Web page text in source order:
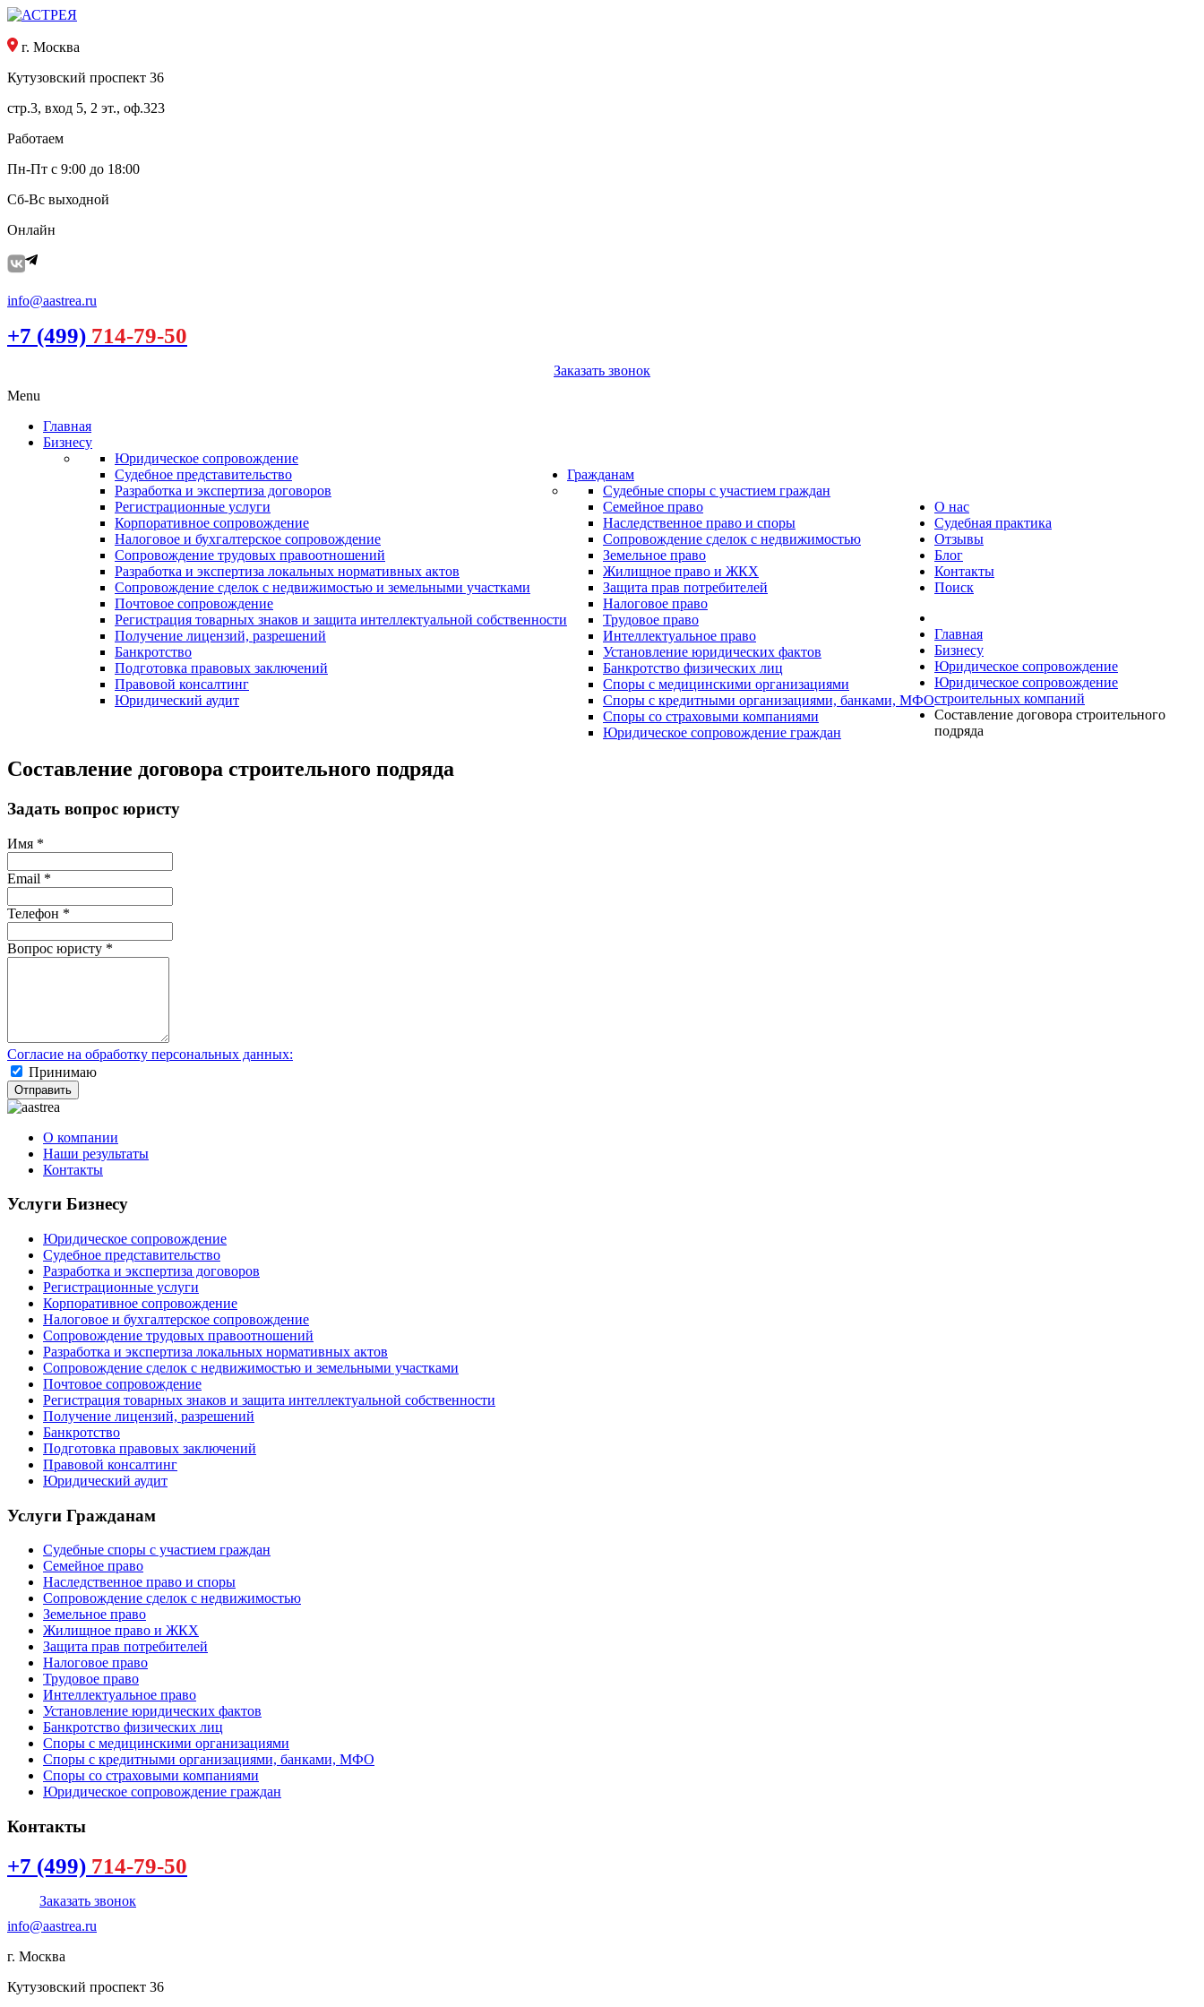
г. Москва
Кутузовский проспект 36
стр.3, вход 5, 2 эт., оф.323
Работаем
Пн-Пт с 9:00 до 18:00
Сб-Вс выходной
Онлайн
info@aastrea.ru
+7 (499) 714-79-50
Заказать звонок
Menu
Главная
Бизнесу
Юридическое сопровождение
Судебное представительство
Разработка и экспертиза договоров
Регистрационные услуги
Корпоративное сопровождение
Налоговое и бухгалтерское сопровождение
Сопровождение трудовых правоотношений
Разработка и экспертиза локальных нормативных актов
Сопровождение сделок с недвижимостью и земельными участками
Почтовое сопровождение
Регистрация товарных знаков и защита интеллектуальной собственности
Получение лицензий, разрешений
Банкротство
Подготовка правовых заключений
Правовой консалтинг
Юридический аудит
Гражданам
Судебные споры с участием граждан
Семейное право
Наследственное право и споры
Сопровождение сделок с недвижимостью
Земельное право
Жилищное право и ЖКХ
Защита прав потребителей
Налоговое право
Трудовое право
Интеллектуальное право
Установление юридических фактов
Банкротство физических лиц
Споры с медицинскими организациями
Споры с кредитными организациями, банками, МФО
Споры со страховыми компаниями
Юридическое сопровождение граждан
О нас
Судебная практика
Отзывы
Блог
Контакты
Поиск
Главная
Бизнесу
Юридическое сопровождение
Юридическое сопровождение
строительных компаний
Составление договора строительного
подряда
Составление договора строительного подряда
Задать вопрос юристу
Имя *
Email *
Телефон *
Вопрос юристу *
Согласие на обработку персональных данных:
Принимаю
Отправить
О компании
Наши результаты
Контакты
Услуги Бизнесу
Юридическое сопровождение
Судебное представительство
Разработка и экспертиза договоров
Регистрационные услуги
Корпоративное сопровождение
Налоговое и бухгалтерское сопровождение
Сопровождение трудовых правоотношений
Разработка и экспертиза локальных нормативных актов
Сопровождение сделок с недвижимостью и земельными участками
Почтовое сопровождение
Регистрация товарных знаков и защита интеллектуальной собственности
Получение лицензий, разрешений
Банкротство
Подготовка правовых заключений
Правовой консалтинг
Юридический аудит
Услуги Гражданам
Судебные споры с участием граждан
Семейное право
Наследственное право и споры
Сопровождение сделок с недвижимостью
Земельное право
Жилищное право и ЖКХ
Защита прав потребителей
Налоговое право
Трудовое право
Интеллектуальное право
Установление юридических фактов
Банкротство физических лиц
Споры с медицинскими организациями
Споры с кредитными организациями, банками, МФО
Споры со страховыми компаниями
Юридическое сопровождение граждан
Контакты
+7 (499) 714-79-50
Заказать звонок
info@aastrea.ru
г. Москва
Кутузовский проспект 36